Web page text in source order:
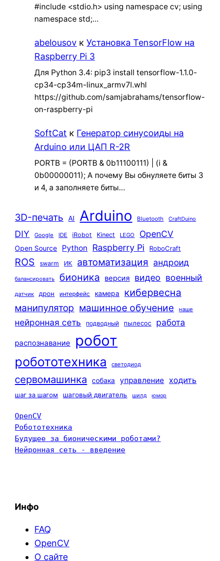
#include <stdio.h> using namespace cv; using
namespace std;…
abelousov кУстановка TensorFlow на
Raspberry Pi 3
Для Python 3.4: pip3 install tensorflow-1.1.0-
cp34-cp34m-linux_armv7l.whl
https://github.com/samjabrahams/tensorflow-
on-raspberry-pi
SoftCat к Генератор синусоиды на
Arduino или ЦАП R-2R
PORTB = (PORTB & 0b11100111) | (i &
0b00000011); А почему Вы обнуляете биты 3
и 4, а заполняете биты…
3D-печать AI Arduino Bluetooth CraftDuino
DIY Google IDE iRobot Kinect LEGO OpenCV
Open Source Python Raspberry Pi RoboCraft
ROS swarm ИК автоматизация андроид
балансировать бионика версия видео военный
датчик дрон интерфейс камера кибервесна
манипулятор машинное обучение наше
нейронная сеть подводный пылесос работа
распознавание робот
робототехника светодиод
сервомашинка собака управление ходить
шаг за шагом шаговый двигатель шилд юмор
OpenCV
Робототехника
Будущее за бионическими роботами?
Нейронная сеть - введение
Инфо
FAQ
OpenCV
О сайте